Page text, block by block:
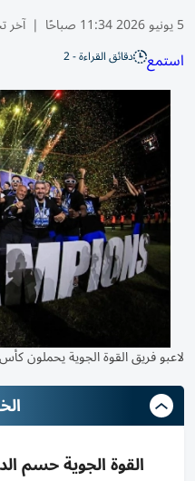
5 يونيو 2026 11:34 صباحًا | آخر
استمع دقائق القراءة - 2
لاعبو فريق القوة الجوية يحملون
القوة الجوية حسم